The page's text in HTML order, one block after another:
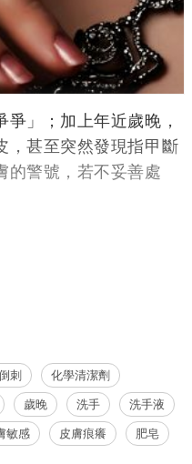
」；加上年近歲晚，
，甚至突然發現指甲斷
的警號，若不妥善處
刺
化學清潔劑
歲晚 洗手
洗手液
敏感 皮膚痕癢
肥皂